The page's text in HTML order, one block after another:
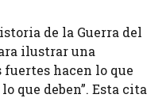
de la Guerra del
ilustrar una
hacen lo que
que deben”. Esta cita